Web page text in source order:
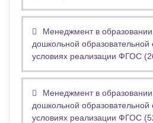
Менеджмент в
дошкольной образовательной
условиях реализации ФГОС
Менеджмент в
дошкольной образовательной
условиях реализации ФГОС